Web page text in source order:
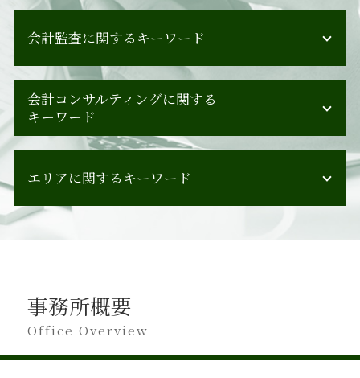
会計監査に関するキーワード
会計監査 提出書類
会計監査 指摘事項
会計監査 内部統制監査 違い
会計監査人 設置義務
会計監査 必要性
ipo 監査
会計監査 基準
会計監査 契約書
会計監査 依頼
会計コンサルティングに関する
キーワード
人材育成 会社
人材育成 手法
人材育成 課題
事業承継 中小企業
吸収合併 手続き
人事制度構築
エリアに関するキーワード
全国対応 会計監査
福島県 会計コンサルティング
高知県 会計監査
事務所概要
Office Overview